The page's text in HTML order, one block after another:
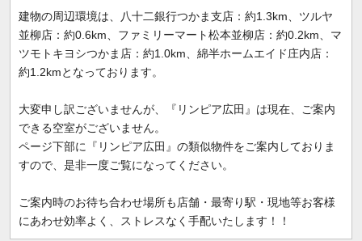
建物の周辺環境は、八十二銀行つかま支店：約1.3km、ツルヤ
並柳店：約0.6km、ファミリーマート松本並柳店：約0.2km、マ
ツモトキヨシつかま店：約1.0km、綿半ホームエイド庄内店：
約1.2kmとなっております。
大変申し訳ございませんが、『リンピア広田』は現在、ご案内
できる空室がございません。
ページ下部に『リンピア広田』の類似物件をご案内しておりま
すので、是非一度ご覧になってください。
ご案内時のお待ち合わせ場所も店舗・最寄り駅・現地等お客様
にあわせ効率よく、ストレスなく手配いたします！！